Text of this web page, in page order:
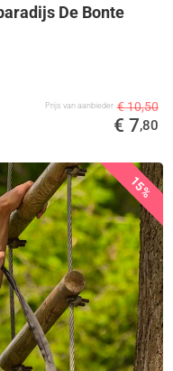
De Bonte
Prijs van aanbieder € 10,50
€ 7,80
15%